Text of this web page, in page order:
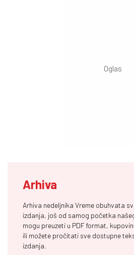
Arhiva
Arhiva nedeljnika Vreme obuhvata
izdanja, još od samog početka
mogu preuzeti u PDF format,
ili možete pročitati sve dostupne
izdanja.